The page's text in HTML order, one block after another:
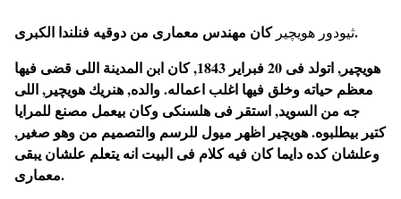
ثيودور هويچيركان مهندس معمارى من دوقيه فنلندا الكبرى.
هويچير, اتولد فى 20 فبراير 1843, كان ابن المدينة اللى قضى فيها
معظم حياته وخلق فيها اغلب اعماله. والده, هنريك هويچير, اللى
جه من السويد, استقر فى هلسنكى وكان بيعمل مصنع للمرايا
كتير بيطلبوه. هويچير اظهر ميول للرسم والتصميم من وهو صغير,
وعلشان كده دايما كان فيه كلام فى البيت انه يتعلم علشان يبقى
معمارى.